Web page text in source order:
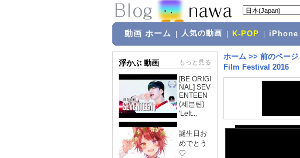
動画 ホーム 人気の動画 K-POP iPhone
浮かぶ 動画 もっと見る
[BE ORIGI
NAL] SEV
ENTEEN
(세븐틴)
'Left...
誕生日お
めでとう
♡
ホーム >> 前のページ
Film Festival 2016